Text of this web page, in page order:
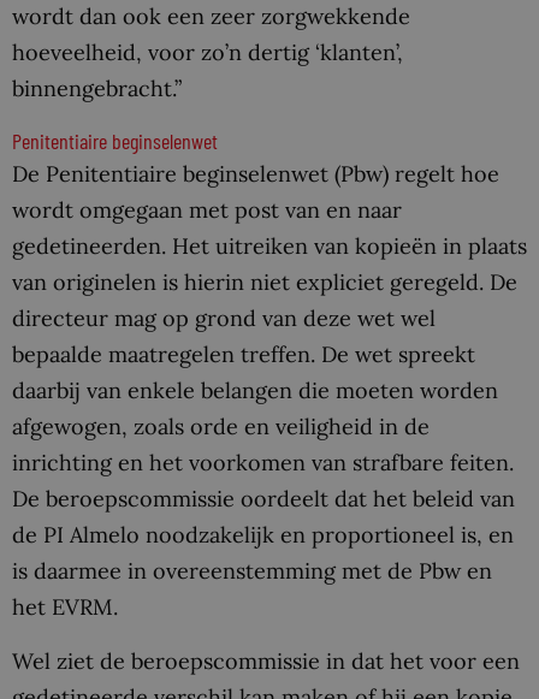
wordt dan ook een zeer zorgwekkende
hoeveelheid, voor zo’n dertig ‘klanten’,
binnengebracht.”
Penitentiaire beginselenwet
De Penitentiaire beginselenwet (Pbw) regelt hoe
wordt omgegaan met post van en naar
gedetineerden. Het uitreiken van kopieën in plaats
van originelen is hierin niet expliciet geregeld. De
directeur mag op grond van deze wet wel
bepaalde maatregelen treffen. De wet spreekt
daarbij van enkele belangen die moeten worden
afgewogen, zoals orde en veiligheid in de
inrichting en het voorkomen van strafbare feiten.
De beroepscommissie oordeelt dat het beleid van
de PI Almelo noodzakelijk en proportioneel is, en
is daarmee in overeenstemming met de Pbw en
het EVRM.
Wel ziet de beroepscommissie in dat het voor een